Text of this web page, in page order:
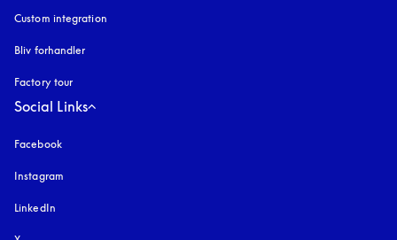
Custom integration
Bliv forhandler
Factory tour
Social Links
Facebook
Instagram
LinkedIn